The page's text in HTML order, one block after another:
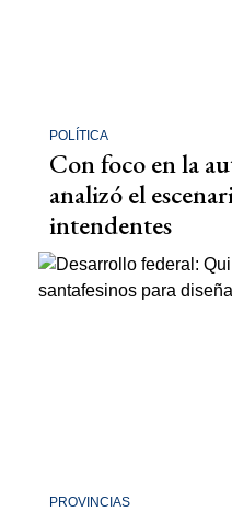
POLÍTICA
Con foco en la
analizó el
intendentes
PROVINCIAS